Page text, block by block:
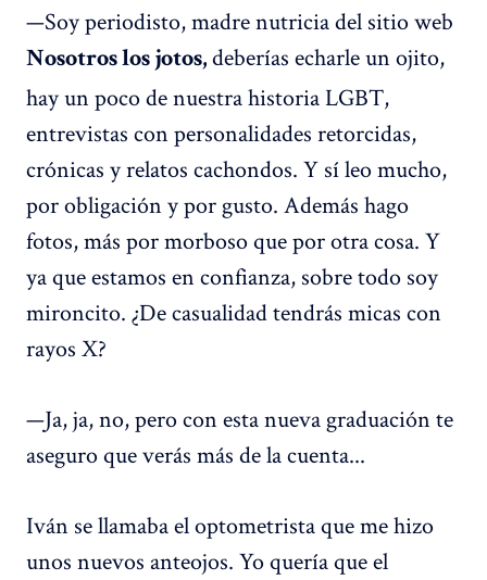
—Soy periodisto, madre nutricia del sitio web
Nosotros los jotos, deberías echarle un ojito,
hay un poco de nuestra historia LGBT,
entrevistas con personalidades retorcidas,
crónicas y relatos cachondos. Y sí leo mucho,
por obligación y por gusto. Además hago
fotos, más por morboso que por otra cosa. Y
ya que estamos en confianza, sobre todo soy
mironcito. ¿De casualidad tendrás micas con
rayos X?
—Ja, ja, no, pero con esta nueva graduación te
aseguro que verás más de la cuenta...
Iván se llamaba el optometrista que me hizo
unos nuevos anteojos. Yo quería que el